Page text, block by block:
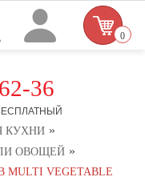
36
0
КУХНИ »
ОВОЩЕЙ »
VEGETABLE